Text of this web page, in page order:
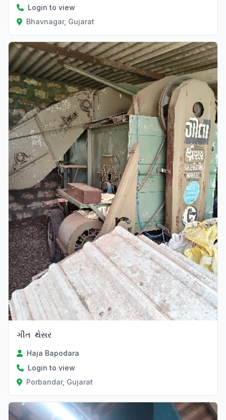
Login to view
Bhavnagar, Gujarat
ગીત‌ ‌ થેસર
Haja Bapodara
Login to view
Porbandar, Gujarat